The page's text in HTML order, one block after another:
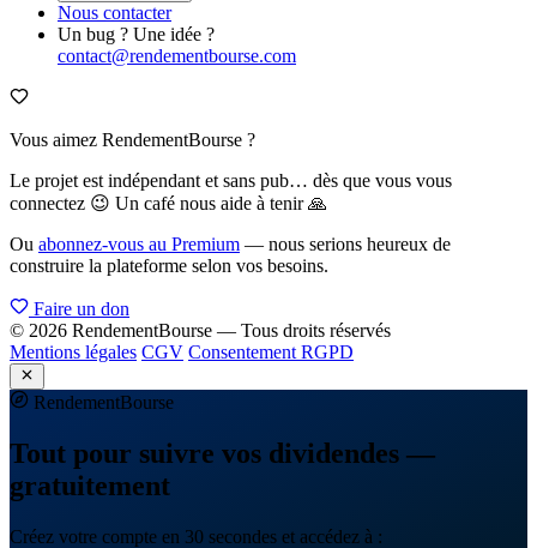
Nous contacter
Un bug ? Une idée ?
contact@rendementbourse.com
Vous aimez RendementBourse ?
Le projet est indépendant et sans pub… dès que vous vous
connectez 😉 Un café nous aide à tenir 🙏
Ou abonnez-vous au Premium — nous serions heureux de
construire la plateforme selon vos besoins.
Faire un don
© 2026 RendementBourse — Tous droits réservés
Mentions légales CGV Consentement RGPD
RendementBourse
Tout pour suivre vos dividendes —
gratuitement
Créez votre compte en 30 secondes et accédez à :